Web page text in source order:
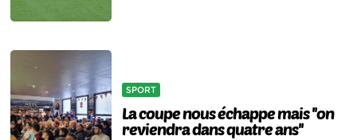
SPORT
La coupe nous échappe mais ''on
reviendra dans quatre ans''